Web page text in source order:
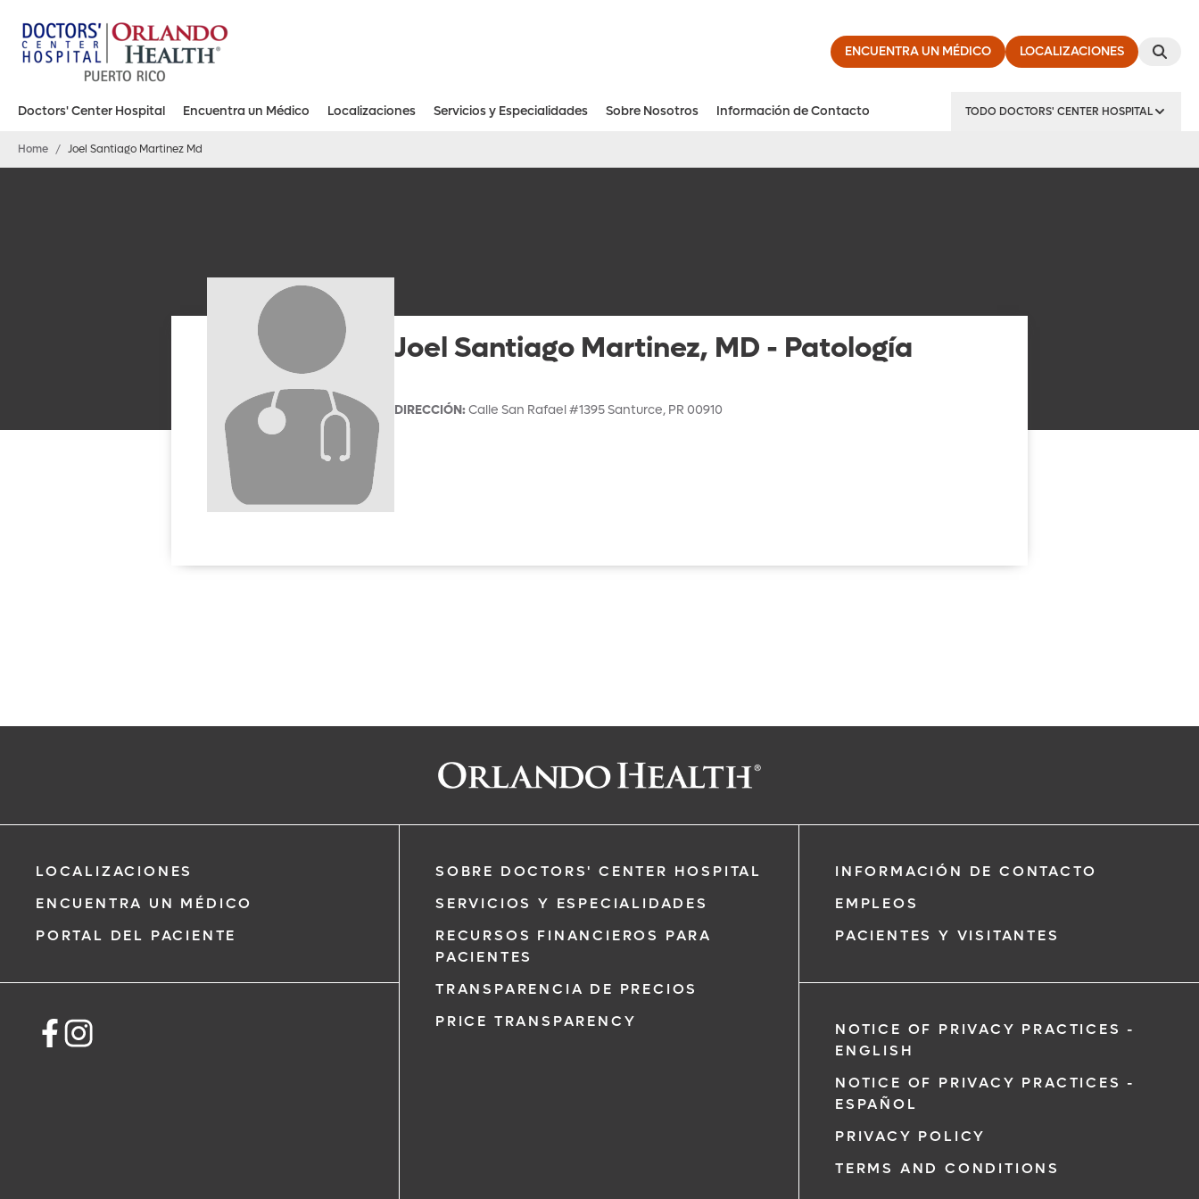
ENCUENTRA UN MÉDICO LOCALIZACIONES
Doctors' Center Hospital Encuentra un Médico Localizaciones Servicios y Especialidades Sobre Nosotros Información de Contacto TODO DOCTORS' CENTER HOSPITAL
Home / Joel Santiago Martinez Md
Joel Santiago Martinez, MD - Patología
DIRECCIÓN:Calle San Rafael #1395Santurce, PR 00910
Patología
Si tiene una emergencia médica, llame al 911 de
LOCALIZACIONES
ENCUENTRA UN MÉDICO
PORTAL DEL PACIENTE
SOBRE DOCTORS' CENTER HOSPITAL
SERVICIOS Y ESPECIALIDADES
RECURSOS FINANCIEROS PARA
PACIENTES
TRANSPARENCIA DE PRECIOS
PRICE TRANSPARENCY
INFORMACIÓN DE CONTACTO
EMPLEOS
PACIENTES Y VISITANTES
NOTICE OF PRIVACY PRACTICES -
ENGLISH
NOTICE OF PRIVACY PRACTICES -
ESPAÑOL
PRIVACY POLICY
TERMS AND CONDITIONS